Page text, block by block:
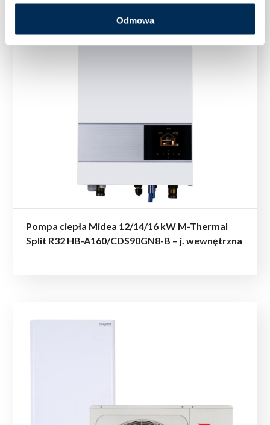
Odmowa
Pompa ciepła Midea 12/14/16 kW M-Thermal
Split R32 HB-A160/CDS90GN8-B – j. wewnętrzna